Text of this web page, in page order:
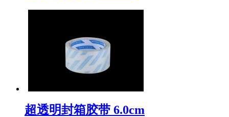
超透明封箱胶带 6.0cm